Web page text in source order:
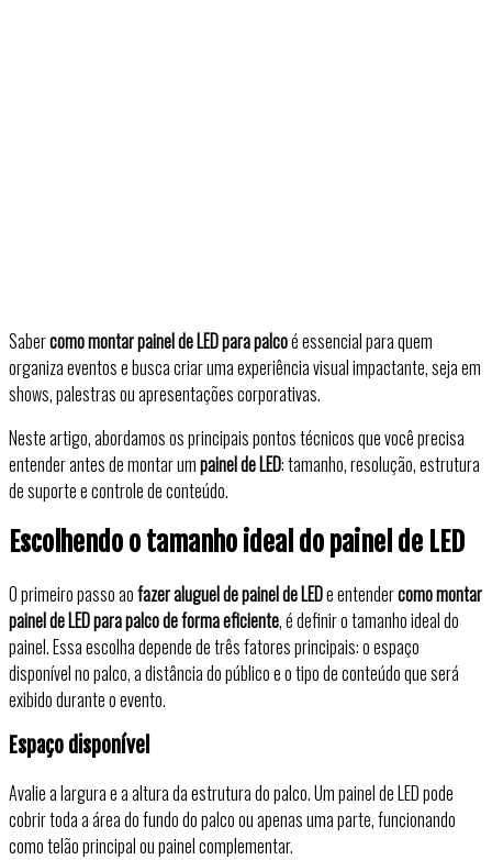
Sabercomo montar painel de LED para palcoé essencial para quem
organiza eventos e busca criar uma experiência visual impactante, seja em
shows, palestras ou apresentações corporativas.
Neste artigo, abordamos os principais pontos técnicos que você precisa
entender antes de montar umpainel de LED: tamanho, resolução, estrutura
de suporte e controle de conteúdo.
Escolhendo o tamanho ideal do painel de LED
O primeiro passo aofazer aluguel de painel de LEDe entendercomo montar
painel de LED para palco de forma eficiente, é definir o tamanho ideal do
painel. Essa escolha depende de três fatores principais: o espaço
disponível no palco, a distância do público e o tipo de conteúdo que será
exibido durante o evento.
Espaço disponível
Avalie a largura e a altura da estrutura do palco. Um painel de LED pode
cobrir toda a área do fundo do palco ou apenas uma parte, funcionando
como telão principal ou painel complementar.